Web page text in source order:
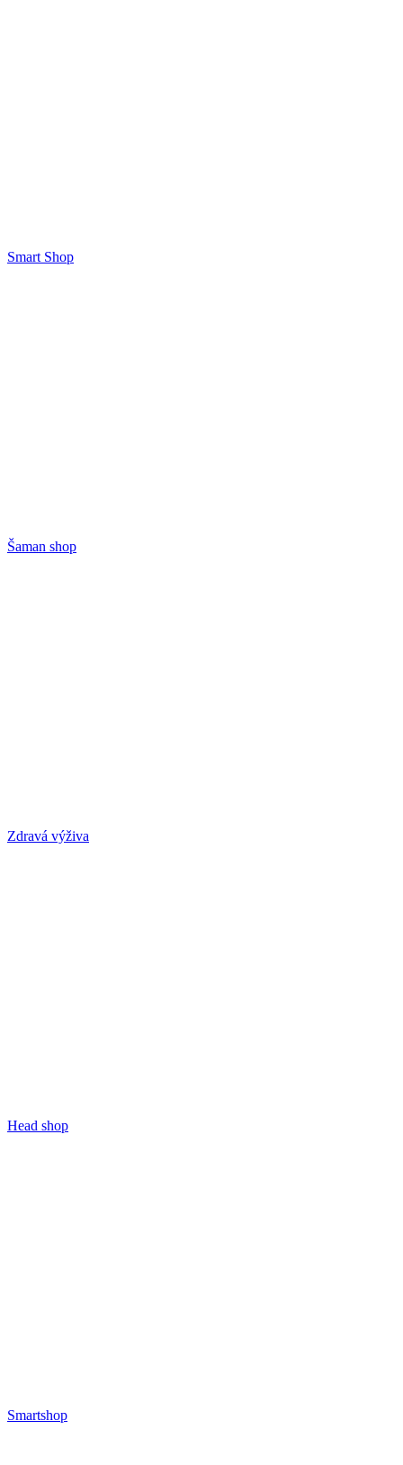
Smart Shop
Šaman shop
Zdravá výživa
Head shop
Smartshop